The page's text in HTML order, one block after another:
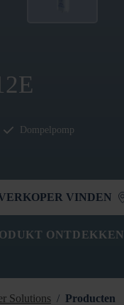
Dompelpomp
VINDEN
ONTDEKKEN
Solutions Producten